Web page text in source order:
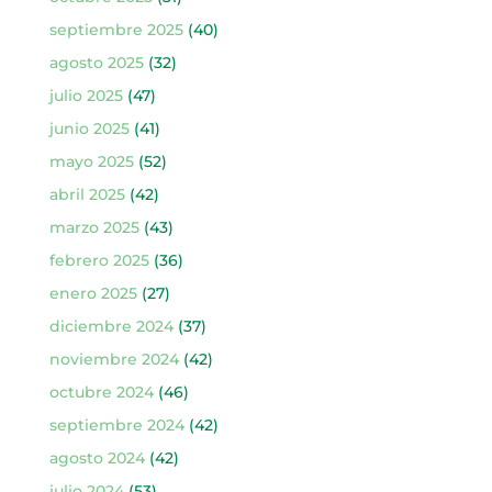
septiembre 2025(40)
agosto 2025(32)
julio 2025(47)
junio 2025(41)
mayo 2025(52)
abril 2025(42)
marzo 2025(43)
febrero 2025(36)
enero 2025(27)
diciembre 2024(37)
noviembre 2024(42)
octubre 2024(46)
septiembre 2024(42)
agosto 2024(42)